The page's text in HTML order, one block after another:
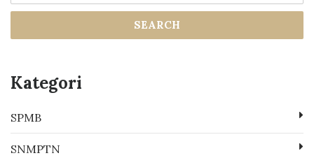
SEARCH
Kategori
SPMB
SNMPTN